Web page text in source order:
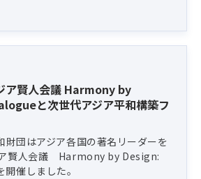
ア賢人会議 Harmony by
と次世代アジア平和構築フ
財団はアジア各国の著名リーダーを
賢人会議 Harmony by Design:
催しました。